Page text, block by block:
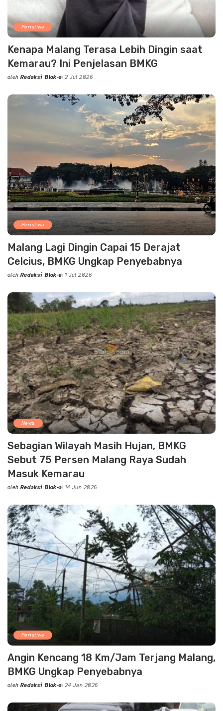
Peristiwa
Kenapa Malang Terasa Lebih Dingin saat
Kemarau? Ini Penjelasan BMKG
Posted
oleh Redaksi Blok-a 2 Jul 2026
Peristiwa
Malang Lagi Dingin Capai 15 Derajat
Celcius, BMKG Ungkap Penyebabnya
Posted
oleh Redaksi Blok-a 1 Jul 2026
News
Sebagian Wilayah Masih Hujan, BMKG
Sebut 75 Persen Malang Raya Sudah
Masuk Kemarau
Posted
oleh Redaksi Blok-a 14 Jun 2026
Peristiwa
Angin Kencang 18 Km/Jam Terjang Malang,
BMKG Ungkap Penyebabnya
Posted
oleh Redaksi Blok-a 24 Jan 2026